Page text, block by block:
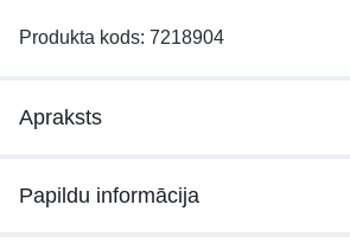
Produkta kods: 7218904
Apraksts
Papildu informācija